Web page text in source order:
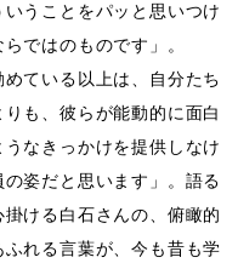
うことをパッと思いつけ
ではのものです」。
ている以上は、自分たち
も、彼らが能動的に面白
なきっかけを提供しなけ
姿だと思います」。語る
ける白石さんの、俯瞰的
れる言葉が、今も昔も学